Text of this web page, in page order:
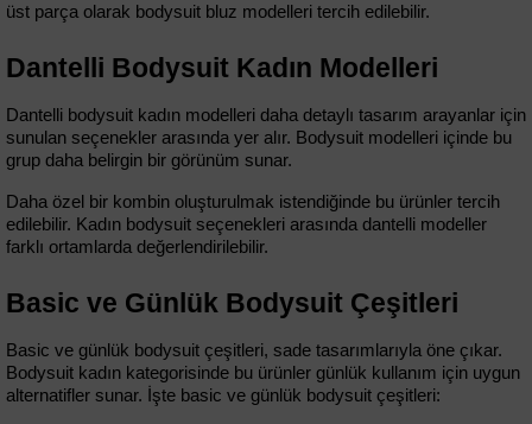
üst parça olarak bodysuit bluz modelleri tercih edilebilir.
Dantelli Bodysuit Kadın Modelleri
Dantelli bodysuit kadın modelleri daha detaylı tasarım arayanlar için
sunulan seçenekler arasında yer alır. Bodysuit modelleri içinde bu
grup daha belirgin bir görünüm sunar.
Daha özel bir kombin oluşturulmak istendiğinde bu ürünler tercih
edilebilir. Kadın bodysuit seçenekleri arasında dantelli modeller
farklı ortamlarda değerlendirilebilir.
Basic ve Günlük Bodysuit Çeşitleri
Basic ve günlük bodysuit çeşitleri, sade tasarımlarıyla öne çıkar.
Bodysuit kadın kategorisinde bu ürünler günlük kullanım için uygun
alternatifler sunar. İşte basic ve günlük bodysuit çeşitleri: